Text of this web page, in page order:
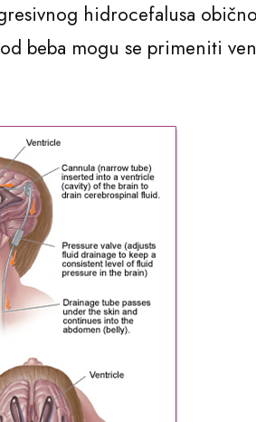
hidrocefalusa
beba mogu se primeniti